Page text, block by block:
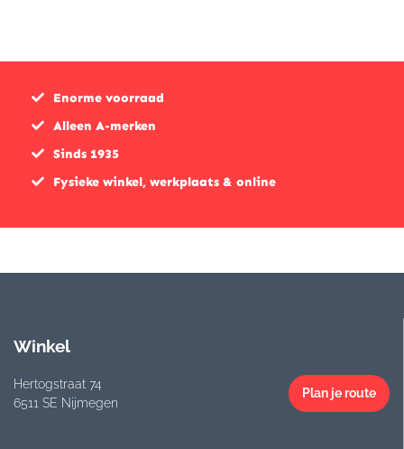
Enorme voorraad
Alleen A-merken
Sinds 1935
Fysieke winkel, werkplaats & online
Winkel
Hertogstraat 74
6511 SE Nijmegen
Plan je route